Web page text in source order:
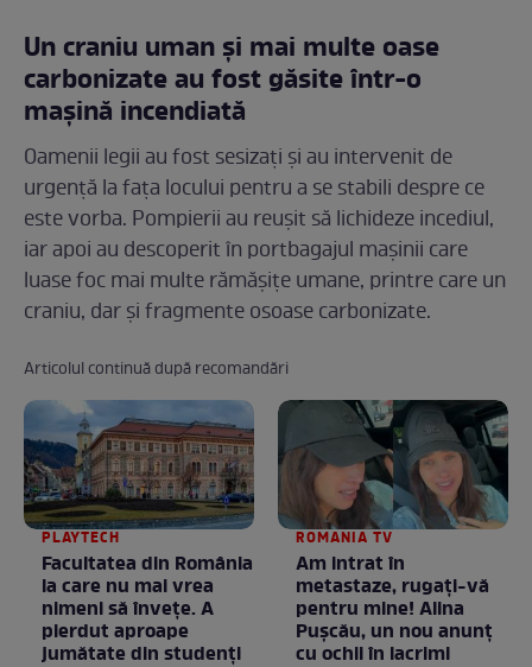
Un craniu uman și mai multe oase
carbonizate au fost găsite într-o
mașină incendiată
Oamenii legii au fost sesizați și au intervenit de
urgență la fața locului pentru a se stabili despre ce
este vorba. Pompierii au reușit să lichideze incediul,
iar apoi au descoperit în portbagajul mașinii care
luase foc mai multe rămășițe umane, printre care un
craniu, dar și fragmente osoase carbonizate.
Articolul continuă după recomandări
PLAYTECH
Facultatea din România
la care nu mai vrea
nimeni să înveţe. A
pierdut aproape
jumătate din studenţi
ROMANIA TV
Am intrat în
metastaze, rugaţi-vă
pentru mine! Alina
Puşcău, un nou anunţ
cu ochii în lacrimi